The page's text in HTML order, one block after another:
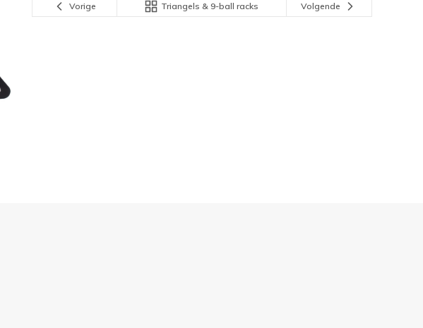
Vorige Triangels & 9-ball racks Volgende